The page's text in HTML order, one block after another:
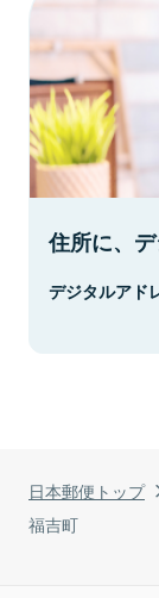
日本郵便トップ
福吉町
住所に、デ
デジタルアド